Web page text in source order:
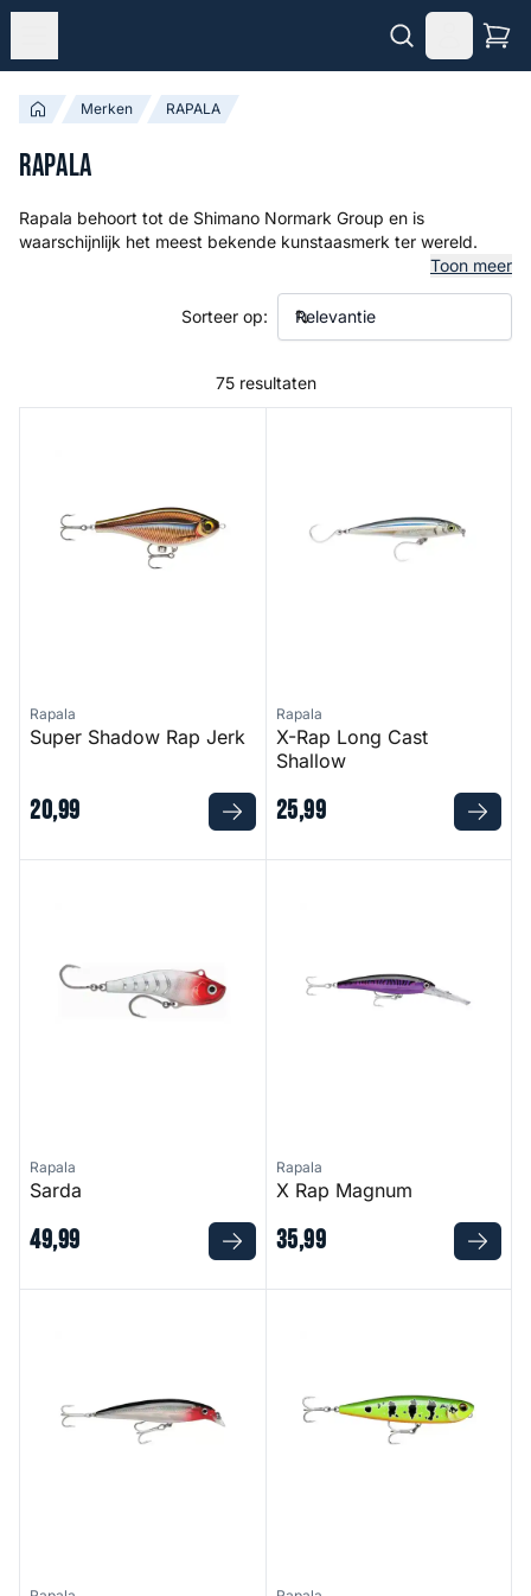
Merken RAPALA
RAPALA
Rapala behoort tot de Shimano Normark Group en is
waarschijnlijk het meest bekende kunstaasmerk ter wereld.
Toon meer
75 resultaten
Sorteer op:
Rapala
Super Shadow Rap Jerk
20,99
Rapala
X-Rap Long Cast
Shallow
25,99
Rapala
Sarda
49,99
Rapala
X Rap Magnum
35,99